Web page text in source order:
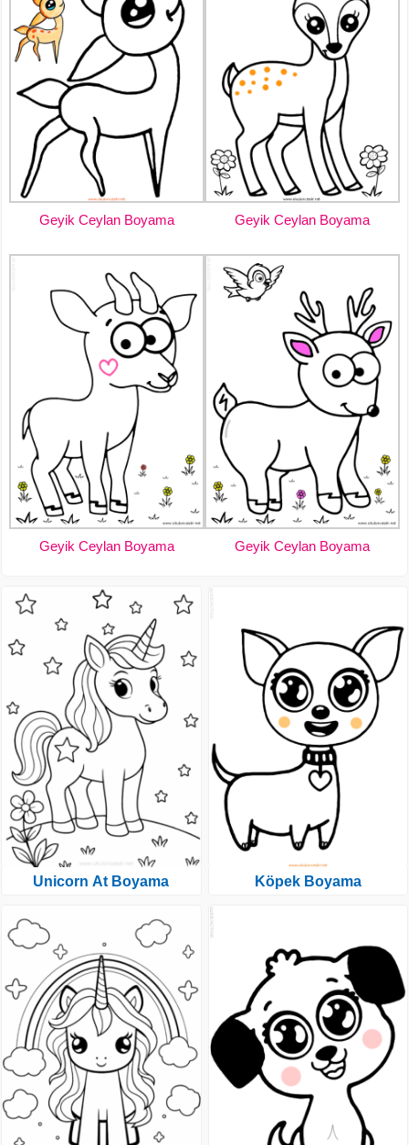
Geyik Ceylan Boyama Geyik Ceylan Boyama
Geyik Ceylan Boyama Geyik Ceylan Boyama
Unicorn At Boyama Köpek Boyama